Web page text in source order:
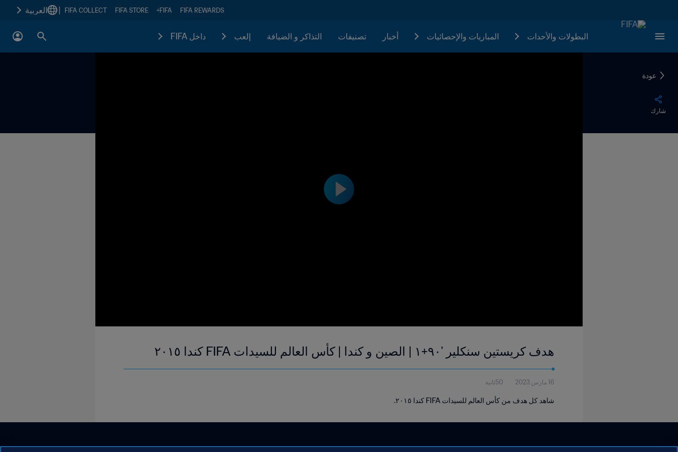
FIFA REWARDS
FIFA+
FIFA STORE
FIFA COLLECT العربية
البطولات والأحدات المباريات والإحصائيات أخبار تصنيفات التذاكر و الضيافة إلعب داخل FIFA
عودة
شارك
هدف كريستين سنكلير '٩٠+١ | الصين و كندا | كأس العالم للسيدات FIFA كندا ٢٠١٥
16 مارس 2023 50ثانية
شاهد كل هدف من كأس العالم للسيدات FIFA كندا ٢٠١٥.